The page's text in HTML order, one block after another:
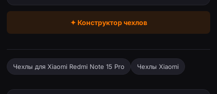
✦ Конструктор чехлов
Чехлы для Xiaomi Redmi Note 15 Pro Чехлы Xiaomi